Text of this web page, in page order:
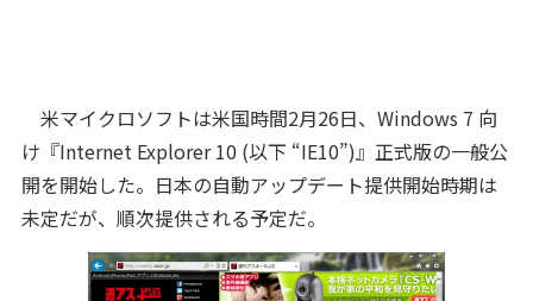
米マイクロソフトは米国時間2月26日、Windows 7 向
け『Internet Explorer 10 (以下 “IE10”)』正式版の一般公
開を開始した。日本の自動アップデート提供開始時期は
未定だが、順次提供される予定だ。